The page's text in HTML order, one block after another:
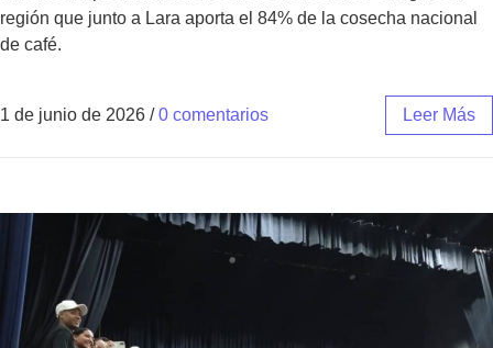
región que junto a Lara aporta el 84% de la cosecha nacional
de café.
1 de junio de 2026 / 0 comentarios Leer Más